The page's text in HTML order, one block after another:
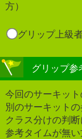
方）
グリップ上級
グリップ参
今回のサーキッ
別のサーキット
クラス分けの判
参考タイムが無